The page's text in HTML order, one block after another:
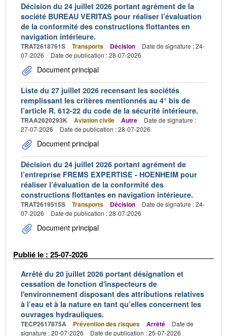
Décision du 24 juillet 2026 portant agrément de la
société BUREAU VERITAS pour réaliser l’évaluation
de la conformité des constructions flottantes en
navigation intérieure.
TRAT2618761S Transports Décision
Date de signature : 24-
07-2026
Date de publication : 28-07-2026
Document principal
Liste du 27 juillet 2026 recensant les sociétés
remplissant les critères mentionnés au 4° bis de
l’article R. 612-22 du code de la sécurité intérieure.
TRAA2620293K Aviation civile Autre
Date de signature :
27-07-2026
Date de publication : 28-07-2026
Document principal
Décision du 24 juillet 2026 portant agrément de
l’entreprise FREMS EXPERTISE - HOENHEIM pour
réaliser l’évaluation de la conformité des
constructions flottantes en navigation intérieure.
TRAT2619515S Transports Décision
Date de signature : 24-
07-2026
Date de publication : 28-07-2026
Document principal
Publié le : 25-07-2026
Arrêté du 20 juillet 2026 portant désignation et
cessation de fonction d'inspecteurs de
l'environnement disposant des attributions relatives
à l’eau et à la nature en tant qu’elles concernent les
ouvrages hydrauliques.
TECP2617875A Prévention des risques Arrêté
Date de
signature : 20-07-2026
Date de publication : 25-07-2026